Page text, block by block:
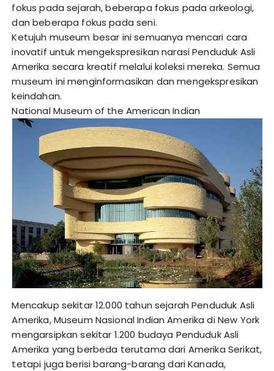
fokus pada sejarah, beberapa fokus pada arkeologi,
dan beberapa fokus pada seni.
Ketujuh museum besar ini semuanya mencari cara
inovatif untuk mengekspresikan narasi Penduduk Asli
Amerika secara kreatif melalui koleksi mereka. Semua
museum ini menginformasikan dan mengekspresikan
keindahan.
National Museum of the American Indian
Mencakup sekitar 12.000 tahun sejarah Penduduk Asli
Amerika, Museum Nasional Indian Amerika di New York
mengarsipkan sekitar 1.200 budaya Penduduk Asli
Amerika yang berbeda terutama dari Amerika Serikat,
tetapi juga berisi barang-barang dari Kanada,